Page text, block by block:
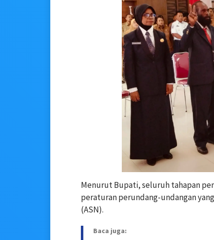
Menurut Bupati, seluruh tahapan
peraturan perundang-undangan
(ASN).
Baca juga: